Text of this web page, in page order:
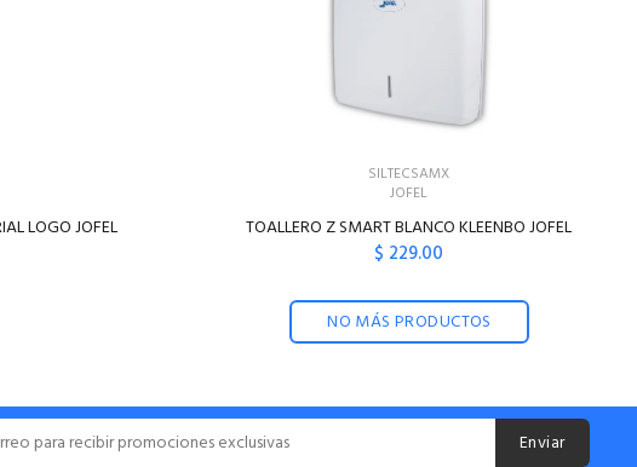
LOGO JOFEL
SILTECSAMX
JOFEL
TOALLERO Z SMART BLANCO KLEENBO JOFEL
$ 229.00
NO MÁS PRODUCTOS
Enviar